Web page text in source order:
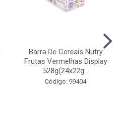
Barra De Cereais Nutry
Frutas Vermelhas Display
528g(24x22g...
Código: 99404